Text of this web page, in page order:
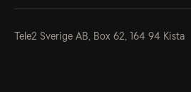
Tele2 Sverige AB, Box 62, 164 94 Kista